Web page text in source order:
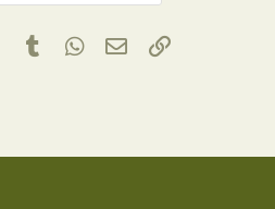
PinterestTumblrWhatsApp
Email Lien